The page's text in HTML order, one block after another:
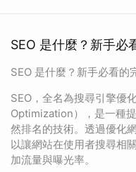
SEO 是什麼？新手必
SEO 是什麼？新手必看的
SEO，全名為搜尋引擎優
Optimization），是一種
然排名的技術。透過優化
以讓網站在使用者搜尋相
加流量與曝光率。